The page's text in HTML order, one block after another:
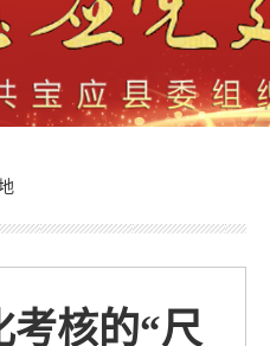
考核的“尺